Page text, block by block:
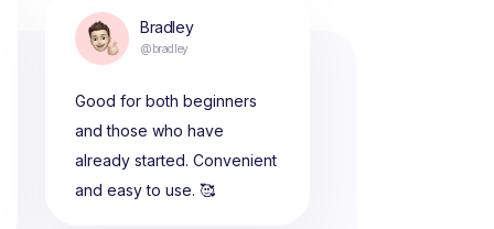
Bradley
@bradley
Good for both beginners
and those who have
already started. Convenient
and easy to use. 🥰